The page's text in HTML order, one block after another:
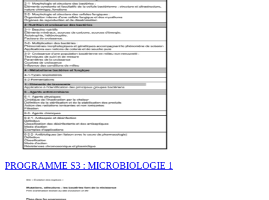
PROGRAMME S3 : MICROBIOLOGIE 1